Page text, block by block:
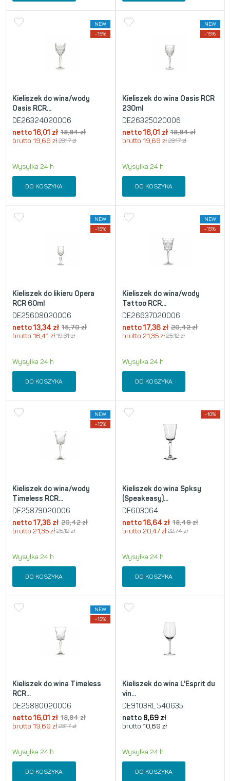
NEW
-15%
Kieliszek do wina/wody
Oasis RCR...
DE26324020006
netto16,01 zł 18,84zł
brutto 19,69 zł 23,17zł
Wysyłka 24 h
DO KOSZYKA
NEW
-15%
Kieliszek do wina Oasis RCR
230ml
DE26325020006
netto 16,01 zł 18,84zł
brutto 19,69 zł 23,17zł
Wysyłka 24 h
DO KOSZYKA
NEW
-15%
Kieliszek do likieru Opera
RCR 60ml
DE25608020006
netto13,34 zł 15,70zł
brutto 16,41 zł 19,31zł
Wysyłka 24 h
DO KOSZYKA
NEW
-15%
Kieliszek do wina/wody
Tattoo RCR...
DE26637020006
netto 17,36 zł 20,42zł
brutto 21,35 zł 25,12zł
Wysyłka 24 h
DO KOSZYKA
NEW
-15%
Kieliszek do wina/wody
Timeless RCR...
DE25879020006
netto17,36 zł 20,42zł
brutto 21,35 zł 25,12zł
Wysyłka 24 h
DO KOSZYKA
-10%
Kieliszek do wina Spksy
(Speakeasy)...
DE603064
netto 16,64 zł 18,49zł
brutto 20,47 zł 22,74zł
Wysyłka 24 h
DO KOSZYKA
NEW
-15%
Kieliszek do wina Timeless
RCR...
DE25880020006
netto16,01 zł 18,84zł
brutto 19,69 zł 23,17zł
Wysyłka 24 h
DO KOSZYKA
Kieliszek do wina L'Esprit du
vin...
DE9103RL 540635
netto 8,69 zł
brutto 10,69 zł
Wysyłka 24 h
DO KOSZYKA